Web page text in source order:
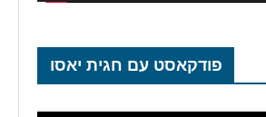
פודקאסט עם חגית יאסו